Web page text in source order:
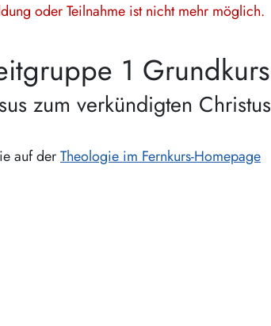
oder Teilnahme ist nicht mehr möglich.
1 Grundkurs
zum verkündigten Christus
auf derTheologie im Fernkurs-Homepage